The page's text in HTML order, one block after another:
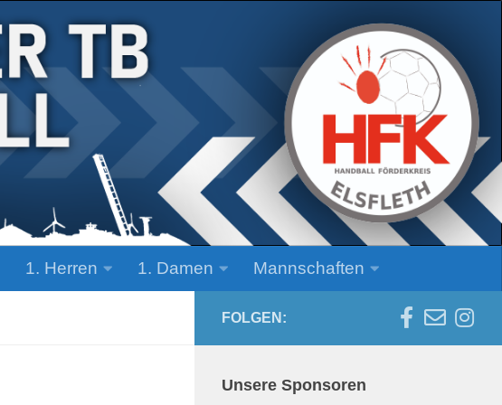
1. Herren 1. Damen Mannschaften
FOLGEN:
Unsere Sponsoren